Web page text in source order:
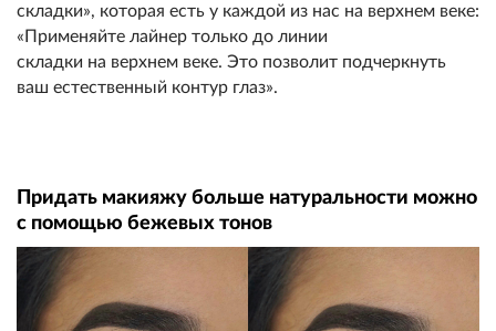
складки», которая есть у каждой из нас на верхнем веке:
«Применяйте лайнер только до линии
складки на верхнем веке. Это позволит подчеркнуть
ваш естественный контур глаз».
Придать макияжу больше натуральности можно
с помощью бежевых тонов